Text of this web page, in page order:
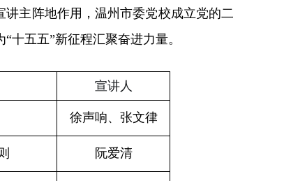
主阵地作用，温州市委党校成立党的二
十五五”新征程汇聚奋进力量。
宣讲人
徐声响、张文律
阮爱清